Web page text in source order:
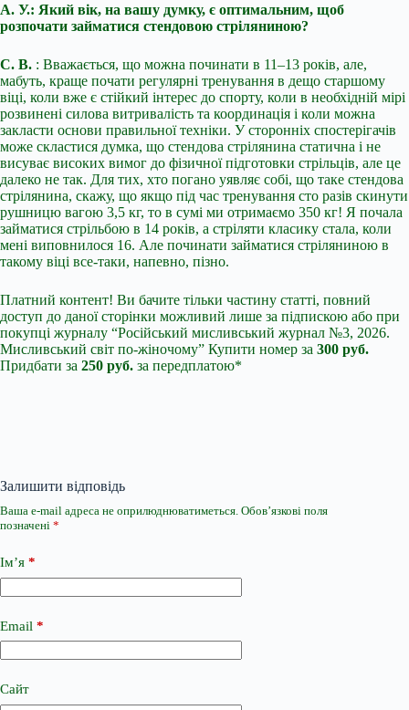
А. У.: Який вік, на вашу думку, є оптимальним, щоб
розпочати займатися стендовою стріляниною?
С. В. : Вважається, що можна починати в 11–13 років, але,
мабуть, краще почати регулярні тренування в дещо старшому
віці, коли вже є стійкий інтерес до спорту, коли в необхідній мірі
розвинені силова витривалість та координація і коли можна
закласти основи правильної техніки. У сторонніх спостерігачів
може скластися думка, що стендова стрілянина статична і не
висуває високих вимог до фізичної підготовки стрільців, але це
далеко не так. Для тих, хто погано уявляє собі, що таке стендова
стрілянина, скажу, що якщо під час тренування сто разів скинути
рушницю вагою 3,5 кг, то в сумі ми отримаємо 350 кг! Я почала
займатися стрільбою в 14 років, а стріляти класику стала, коли
мені виповнилося 16. Але починати займатися стріляниною в
такому віці все-таки, напевно, пізно.
Платний контент! Ви бачите тільки частину статті, повний
доступ до даної сторінки можливий лише за підпискою або при
покупці журналу “Російський мисливський журнал №3, 2026.
Мисливський світ по-жіночому” Купити номер за 300 руб.
Придбати за 250 руб. за передплатою*
Залишити відповідь
Ваша e-mail адреса не оприлюднюватиметься. Обов’язкові поля
позначені *
Ім’я *
Email *
Сайт